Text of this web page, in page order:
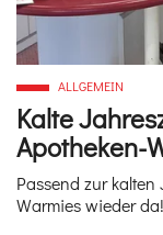
Kalte
Apotheken-
ALLGEMEIN
Passend zur
Warmies wieder